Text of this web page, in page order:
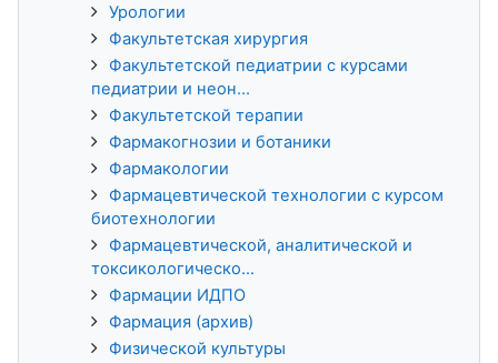
Урологии
Факультетская хирургия
Факультетской педиатрии с курсами
педиатрии и неон...
Факультетской терапии
Фармакогнозии и ботаники
Фармакологии
Фармацевтической технологии с курсом
биотехнологии
Фармацевтической, аналитической и
токсикологическо...
Фармации ИДПО
Фармация (архив)
Физической культуры